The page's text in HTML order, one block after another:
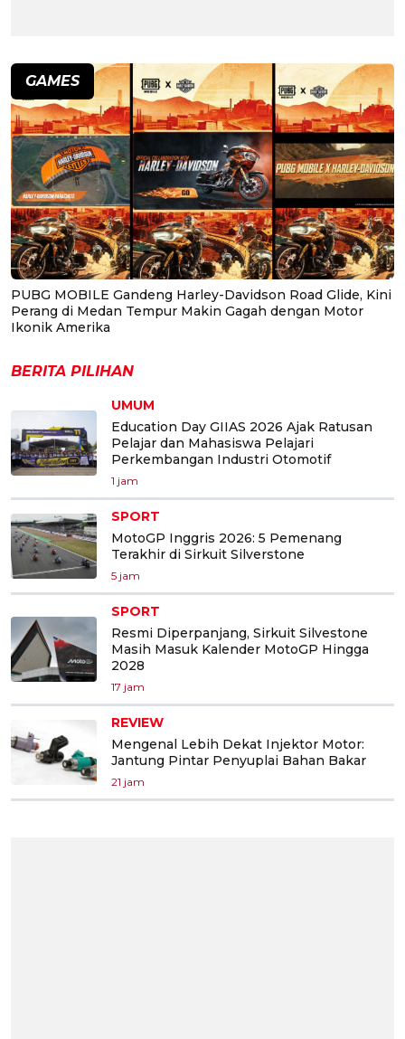
GAMES
PUBG MOBILE Gandeng Harley-Davidson Road Glide, Kini
Perang di Medan Tempur Makin Gagah dengan Motor
Ikonik Amerika
BERITA PILIHAN
UMUM
Education Day GIIAS 2026 Ajak Ratusan
Pelajar dan Mahasiswa Pelajari
Perkembangan Industri Otomotif
1 jam
SPORT
MotoGP Inggris 2026: 5 Pemenang
Terakhir di Sirkuit Silverstone
5 jam
SPORT
Resmi Diperpanjang, Sirkuit Silvestone
Masih Masuk Kalender MotoGP Hingga
2028
17 jam
REVIEW
Mengenal Lebih Dekat Injektor Motor:
Jantung Pintar Penyuplai Bahan Bakar
21 jam